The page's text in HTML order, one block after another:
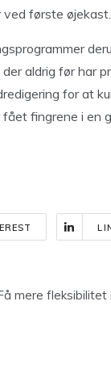
første øjekast.
aldrig før har
for at
fået fingrene i en
mere fleksibilitet